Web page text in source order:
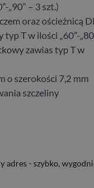
„90” – 3 szt.)
oraz ościeżnicą
T w ilości „60”-
zawias typ T w
o szerokości 7,2 mm
szczeliny
adres - szybko,